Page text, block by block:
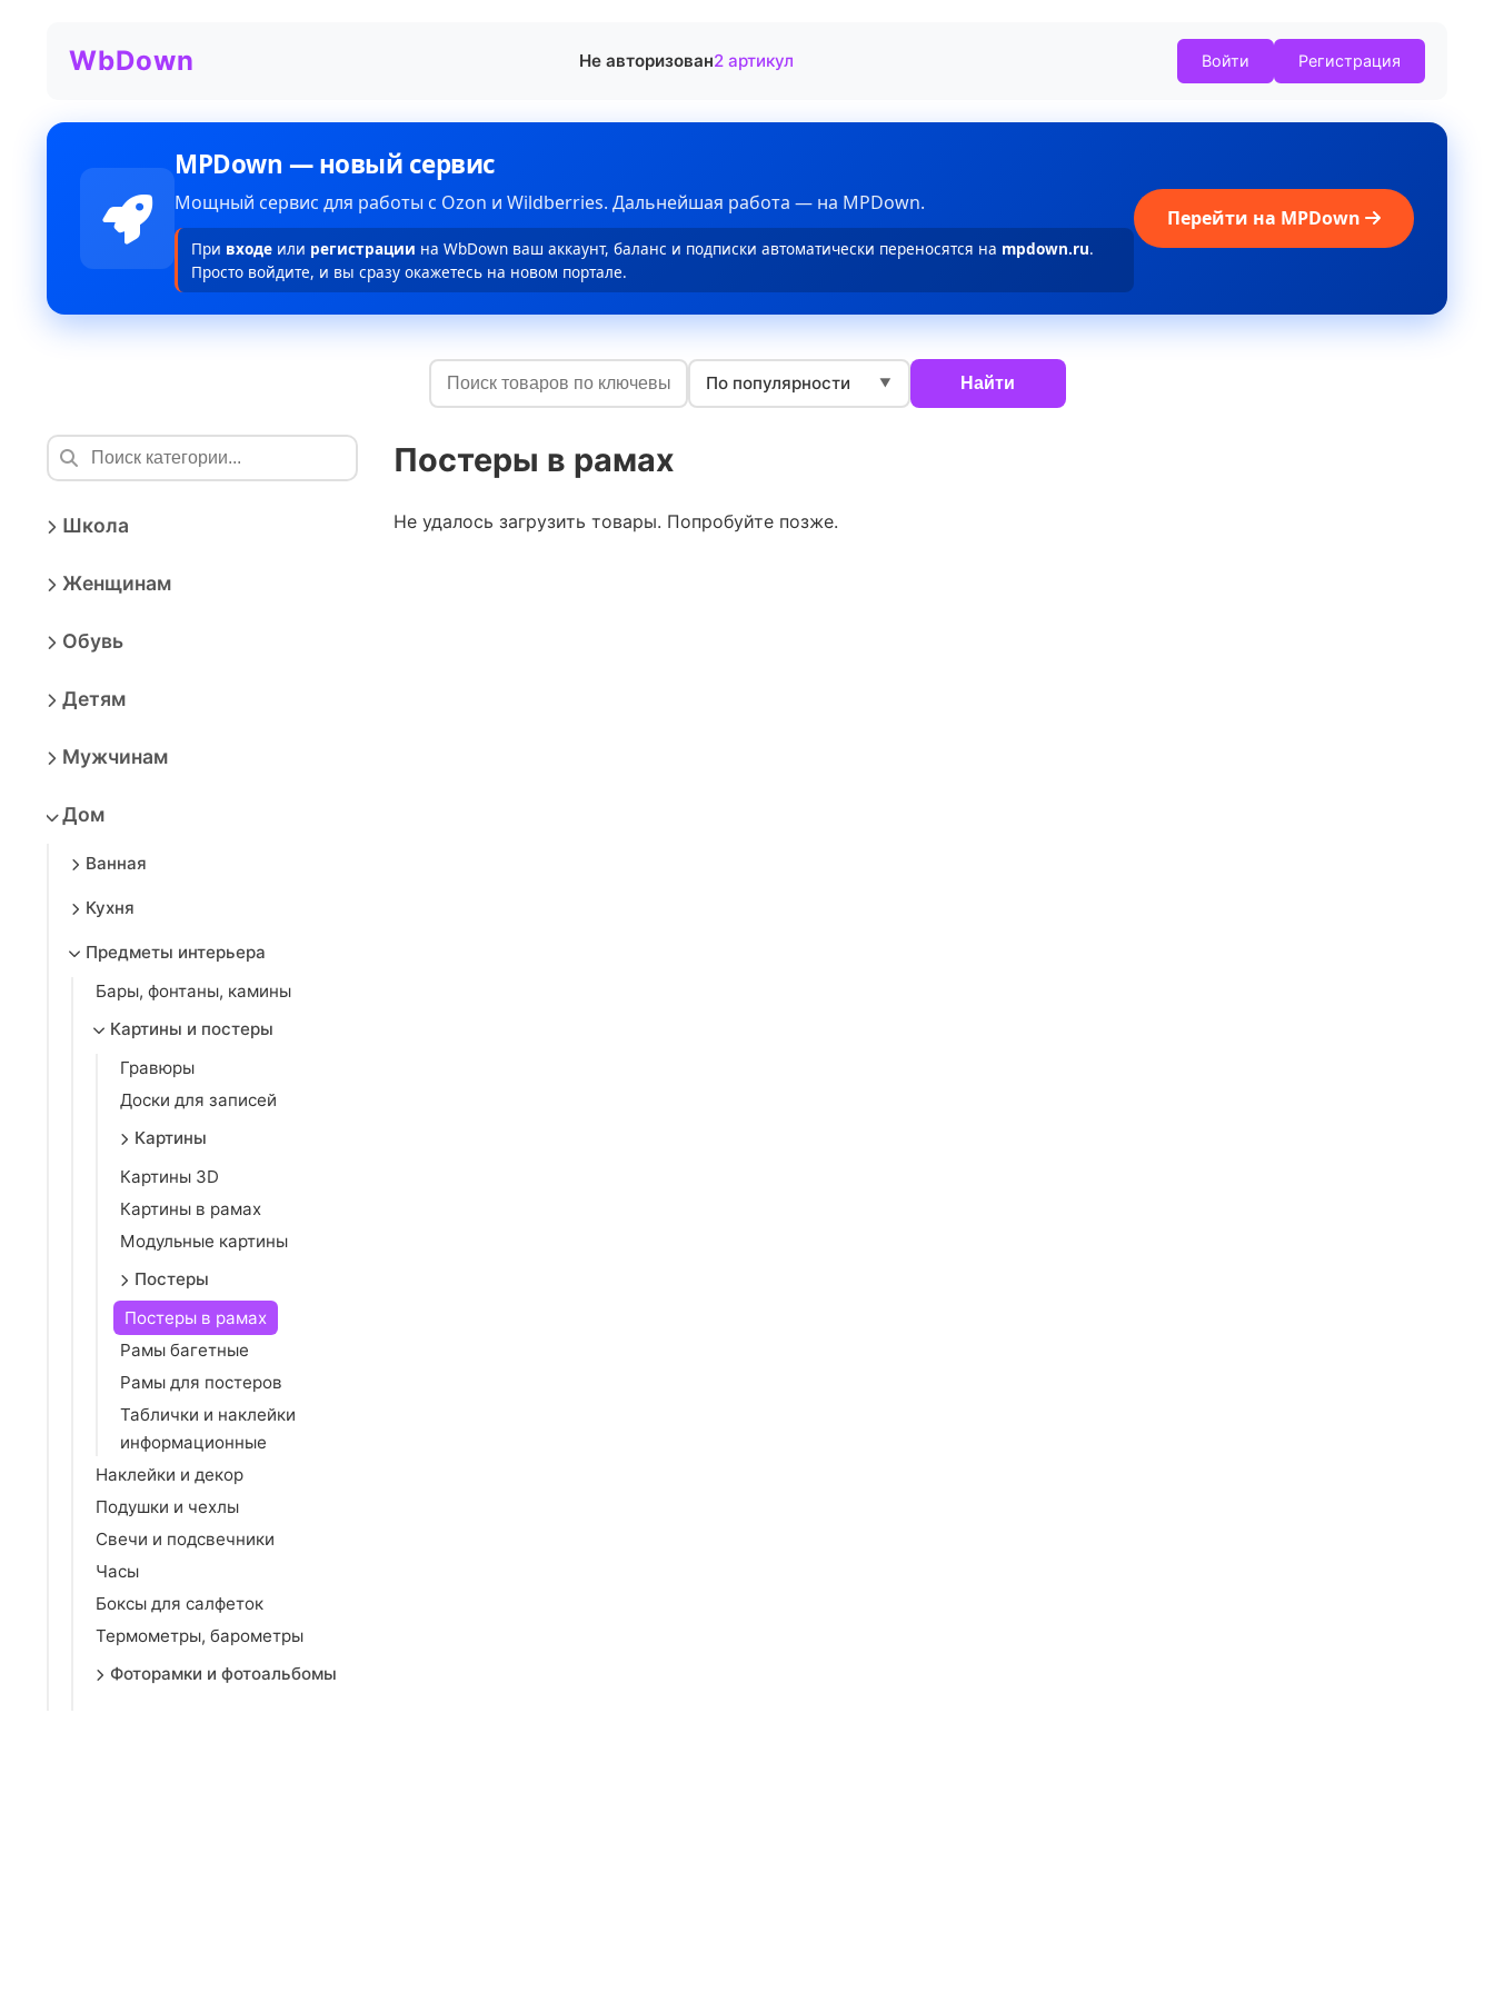
WbDown Не авторизован2 артикул Войти Регистрация
MPDown — новый сервис
Мощный сервис для работы с Ozon и Wildberries. Дальнейшая работа — на MPDown.
При входе или регистрации на WbDown ваш аккаунт, баланс и подписки автоматически переносятся на mpdown.ru.
Просто войдите, и вы сразу окажетесь на новом портале.
Перейти на MPDown
По популярности ▼ Найти
Школа
Женщинам
Обувь
Детям
Мужчинам
Дом
Ванная
Кухня
Предметы интерьера
Бары, фонтаны, камины
Картины и постеры
Гравюры
Доски для записей
Картины
Картины 3D
Картины в рамах
Модульные картины
Постеры
Постеры в рамах
Рамы багетные
Рамы для постеров
Таблички и наклейки
информационные
Наклейки и декор
Подушки и чехлы
Свечи и подсвечники
Часы
Боксы для салфеток
Термометры, барометры
Фоторамки и фотоальбомы
Постеры в рамах
Не удалось загрузить товары. Попробуйте позже.